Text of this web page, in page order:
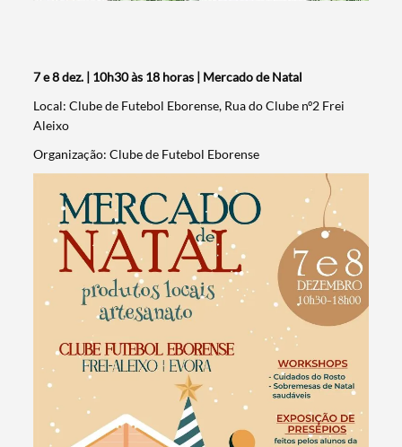
7 e 8 dez. | 10h30 às 18 horas | Mercado de Natal
Local: Clube de Futebol Eborense, Rua do Clube nº2 Frei
Aleixo
Organização: Clube de Futebol Eborense